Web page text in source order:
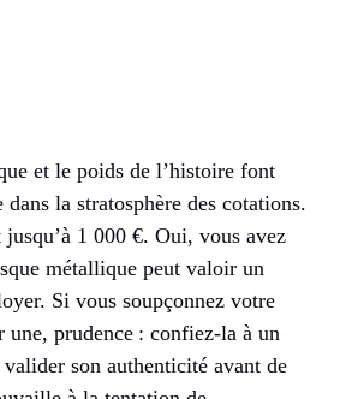
et le poids de l’histoire font
la stratosphère des cotations.
1 000 €. Oui, vous avez
métallique peut valoir un
Si vous soupçonnez votre
une, prudence : confiez-la à un
son authenticité avant de